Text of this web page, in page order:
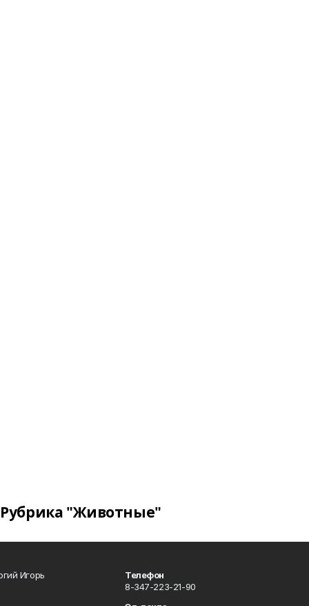
Рубрика "Животные"
Игорь
Телефон
8-347-223-21-90